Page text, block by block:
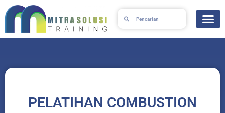
Skip
to
PELATIHAN COMBUSTION